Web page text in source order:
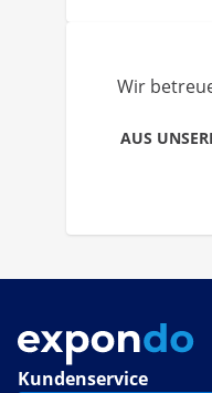
Wir
AUS
Kundenservice